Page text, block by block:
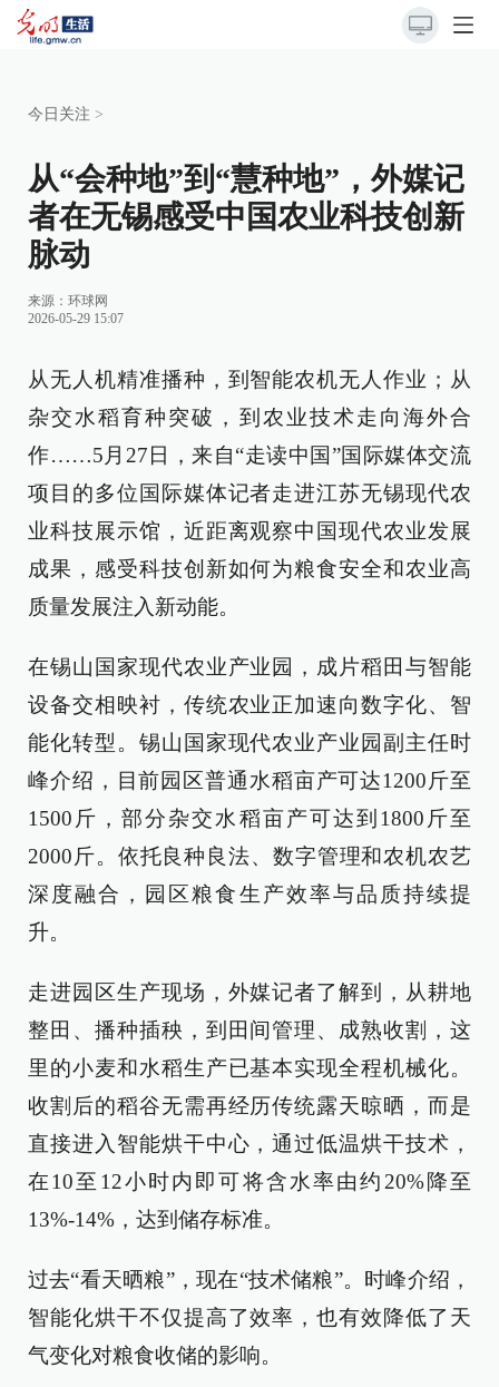
今日关注 >
从“会种地”到“慧种地”，外媒记
者在无锡感受中国农业科技创新
脉动
来源： 环球网
2026-05-29 15:07
从无人机精准播种，到智能农机无人作业；从
杂交水稻育种突破，到农业技术走向海外合
作……5月27日，来自“走读中国”国际媒体交流
项目的多位国际媒体记者走进江苏无锡现代农
业科技展示馆，近距离观察中国现代农业发展
成果，感受科技创新如何为粮食安全和农业高
质量发展注入新动能。
在锡山国家现代农业产业园，成片稻田与智能
设备交相映衬，传统农业正加速向数字化、智
能化转型。锡山国家现代农业产业园副主任时
峰介绍，目前园区普通水稻亩产可达1200斤至
1500斤，部分杂交水稻亩产可达到1800斤至
2000斤。依托良种良法、数字管理和农机农艺
深度融合，园区粮食生产效率与品质持续提
升。
走进园区生产现场，外媒记者了解到，从耕地
整田、播种插秧，到田间管理、成熟收割，这
里的小麦和水稻生产已基本实现全程机械化。
收割后的稻谷无需再经历传统露天晾晒，而是
直接进入智能烘干中心，通过低温烘干技术，
在10至12小时内即可将含水率由约20%降至
13%-14%，达到储存标准。
过去“看天晒粮”，现在“技术储粮”。时峰介绍，
智能化烘干不仅提高了效率，也有效降低了天
气变化对粮食收储的影响。